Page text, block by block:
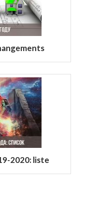
2020: liste